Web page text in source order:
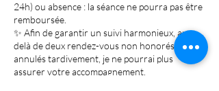
24h) ou absence : la séance ne pourra pas être
remboursée.
✨ Afin de garantir un suivi harmonieux, au-
delà de deux rendez-vous non honorés ou
annulés tardivement, je ne pourrai plus
assurer votre accompagnement.